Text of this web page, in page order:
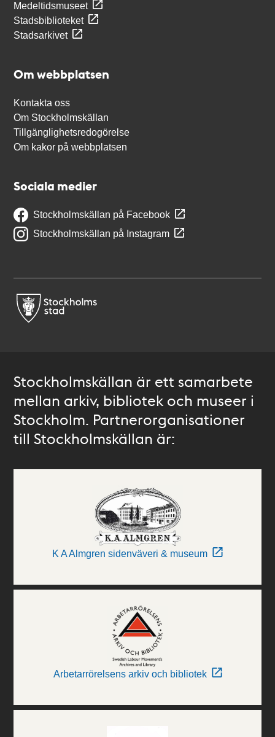
Medeltidsmuseet
Stadsbiblioteket
Stadsarkivet
Om webbplatsen
Kontakta oss
Om Stockholmskällan
Tillgänglighetsredogörelse
Om kakor på webbplatsen
Sociala medier
Stockholmskällan på Facebook
Stockholmskällan på Instagram
Stockholmskällan är ett samarbete
mellan arkiv, bibliotek och museer i
Stockholm. Partnerorganisationer
till Stockholmskällan är:
K A Almgren sidenväveri & museum
Arbetarrörelsens arkiv och bibliotek